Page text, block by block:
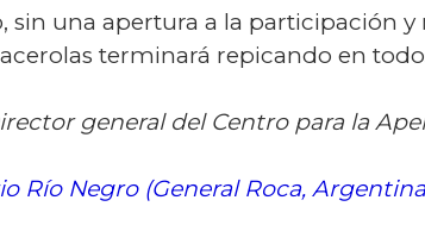
sin una apertura a la participación
terminará repicando en
general del Centro para la
Río Negro (General Roca,